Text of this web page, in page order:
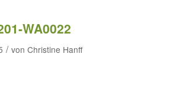
WA0022
/ von Christine Hanff